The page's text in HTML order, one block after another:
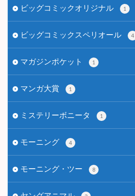
ビッグコミックオリジナル 1
ビッグコミックスペリオール 4
マガジンポケット 1
マンガ大賞 1
ミステリーボニータ 1
モーニング 4
モーニング・ツー 8